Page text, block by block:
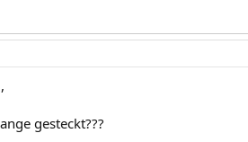
gesteckt???